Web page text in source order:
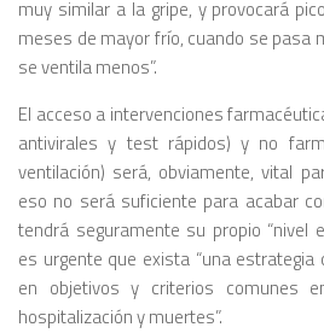
muy similar a la gripe, y provocará
meses de mayor frío, cuando se pasa
se ventila menos”.
El acceso a intervenciones
antivirales y test rápidos) y no
ventilación) será, obviamente, vital
eso no será suficiente para acabar
tendrá seguramente su propio “nivel
es urgente que exista “una estrategia
en objetivos y criterios comunes
hospitalización y muertes”.